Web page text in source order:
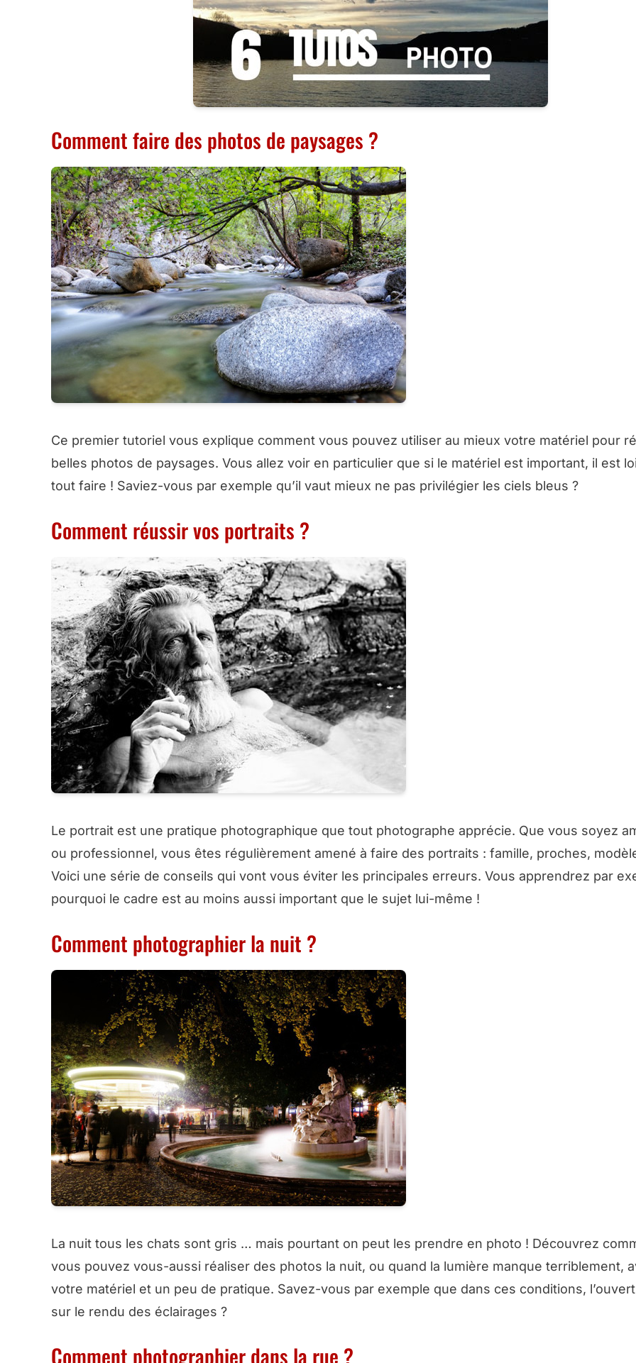
Comment faire des photos de paysages ?
Ce premier tutoriel vous explique comment vous pouvez utiliser au mieux votre matériel pour
belles photos de paysages. Vous allez voir en particulier que si le matériel est important, il est
tout faire ! Saviez-vous par exemple qu’il vaut mieux ne pas privilégier les ciels bleus ?
Comment réussir vos portraits ?
Le portrait est une pratique photographique que tout photographe apprécie. Que vous soyez
ou professionnel, vous êtes régulièrement amené à faire des portraits : famille, proches,
Voici une série de conseils qui vont vous éviter les principales erreurs. Vous apprendrez par
pourquoi le cadre est au moins aussi important que le sujet lui-même !
Comment photographier la nuit ?
La nuit tous les chats sont gris … mais pourtant on peut les prendre en photo ! Découvrez
vous pouvez vous-aussi réaliser des photos la nuit, ou quand la lumière manque terriblement,
votre matériel et un peu de pratique. Savez-vous par exemple que dans ces conditions,
sur le rendu des éclairages ?
Comment photographier dans la rue ?